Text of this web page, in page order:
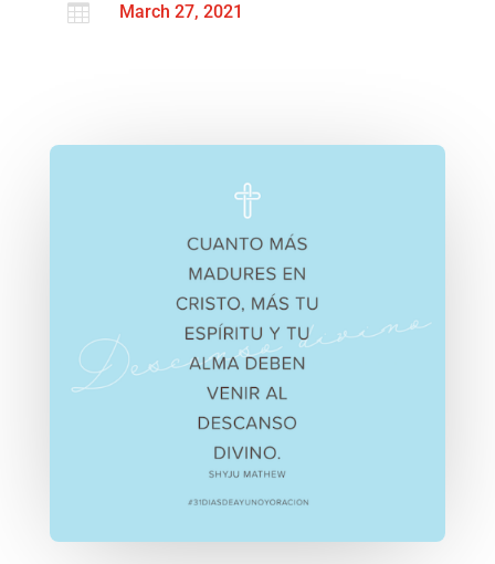
 March 27, 2021